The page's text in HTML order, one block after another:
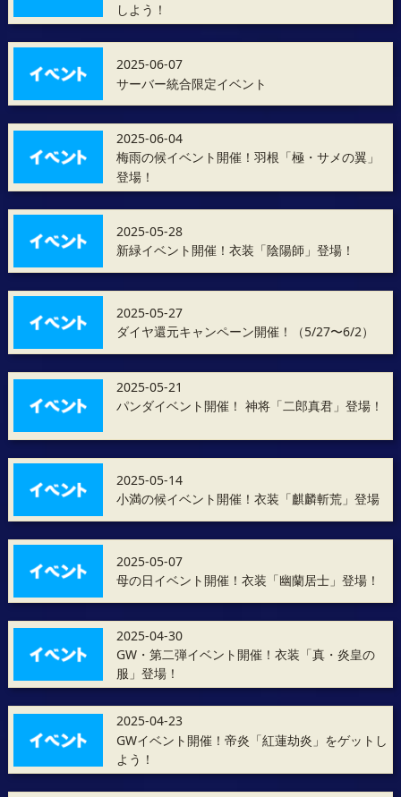
しよう！
2025-06-07
サーバー統合限定イベント
2025-06-04
梅雨の候イベント開催！羽根「極・サメの翼」
登場！
2025-05-28
新緑イベント開催！衣装「陰陽師」登場！
2025-05-27
ダイヤ還元キャンペーン開催！（5/27〜6/2）
2025-05-21
パンダイベント開催！ 神将「二郎真君」登場！
2025-05-14
小満の候イベント開催！衣装「麒麟斬荒​​​​​​​」登場
2025-05-07
母の日イベント開催！衣装「幽蘭居士」登場！
2025-04-30
GW・第二弾イベント開催！衣装「真・炎皇の
服」登場！
2025-04-23
GWイベント開催！帝炎「紅蓮劫炎」をゲットし
よう！